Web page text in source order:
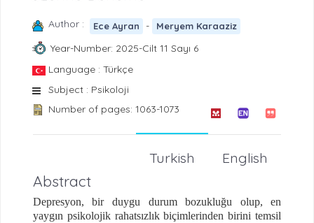
Author : Ece Ayran - Meryem Karaaziz
Year-Number: 2025-Cilt 11 Sayı 6
Language : Türkçe
Subject : Psikoloji
Number of pages: 1063-1073
English
Turkish
Abstract
Depresyon, bir duygu durum bozukluğu olup, en
yaygın psikolojik rahatsızlık biçimlerinden birini temsil